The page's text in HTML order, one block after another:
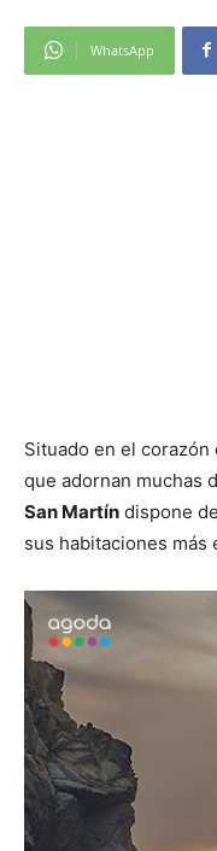
WhatsApp
Situado en el
que adornan muchas
San Martín dispone
sus habitaciones más